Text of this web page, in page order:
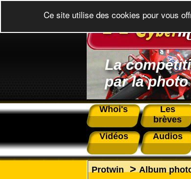
La
par la photo
Whoi's
Les
brèves
Vidéos
Audios
Protwin>Album
Ce site utilise des cookies pour vous